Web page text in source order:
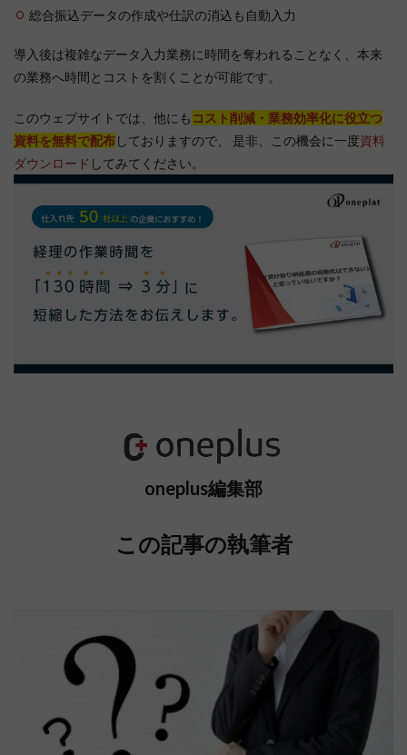
総合振込データの作成や仕訳の消込も自動入力
導入後は複雑なデータ入力業務に時間を奪われることなく、本来
の業務へ時間とコストを割くことが可能です。
このウェブサイトでは、他にも コスト削減・業務効率化に役立つ
資料を無料で配布しておりますので、 是非、この機会に一度資料
ダウンロード してみてください。
oneplus編集部
この記事の執筆者